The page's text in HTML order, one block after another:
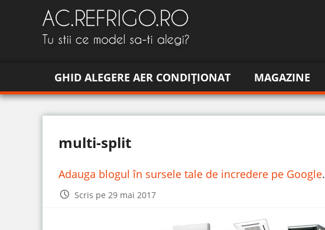
GHID ALEGERE AER CONDIȚIONAT MAGAZINE
multi-split
Adauga blogul în sursele tale de incredere pe Google.
Scris pe 29 mai 2017